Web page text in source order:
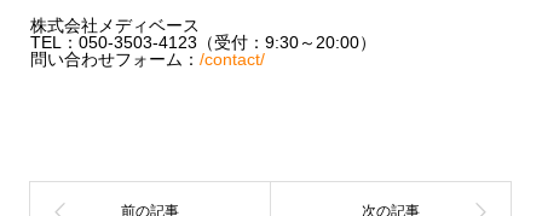
株式会社メディベース
TEL：050-3503-4123（受付：9:30～20:00）
問い合わせフォーム： /contact/